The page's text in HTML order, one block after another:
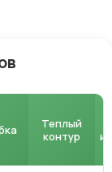
Теплый
контур